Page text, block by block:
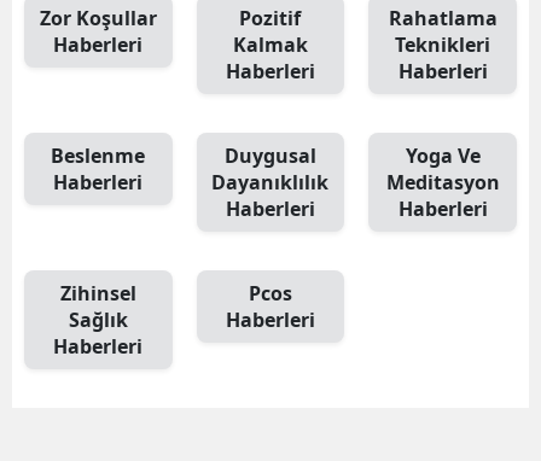
Yozgat
Zonguldak
Aksaray
Bayburt
Kırıkkale
Zor Koşullar
Haberleri
Pozitif
Kalmak
Haberleri
Rahatlama
Teknikleri
Haberleri
Beslenme
Haberleri
Duygusal
Dayanıklılık
Haberleri
Yoga Ve
Meditasyon
Haberleri
Zihinsel
Sağlık
Haberleri
Pcos
Haberleri